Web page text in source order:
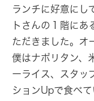
ランチに好意にし
トさんの１階にあ
ただきました。オ
僕はナポリタン、
ーライス、スタッ
ションUpで食べて